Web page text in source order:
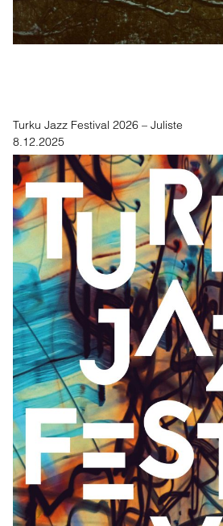
Turku Jazz Festival 2026 – Juliste
8.12.2025